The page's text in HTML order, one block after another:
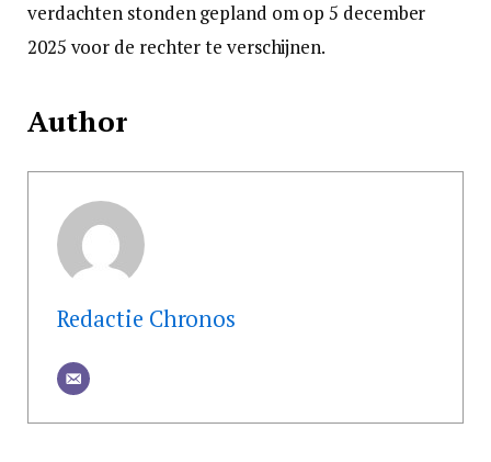
verdachten stonden gepland om op 5 december
2025 voor de rechter te verschijnen.
Author
Redactie Chronos